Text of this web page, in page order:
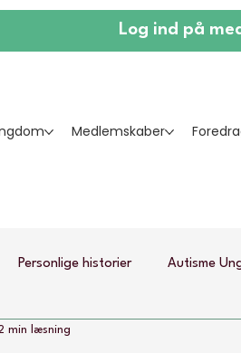
Log ind på
Medlemskaber
Personlige historier Autisme
min læsning